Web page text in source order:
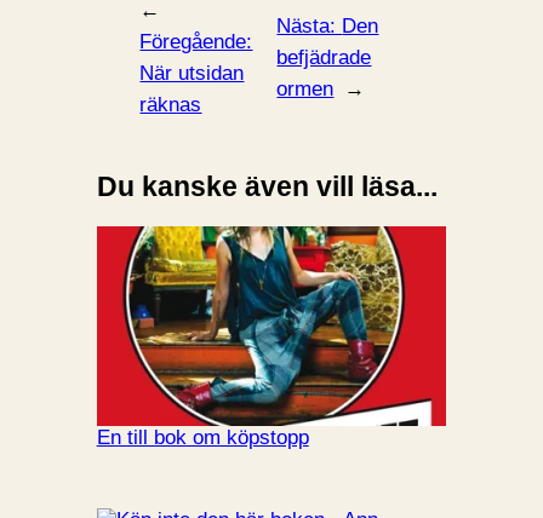
←
Föregående:
När utsidan
räknas
Nästa: Den
befjädrade
ormen
→
Du kanske även vill läsa...
En till bok om köpstopp